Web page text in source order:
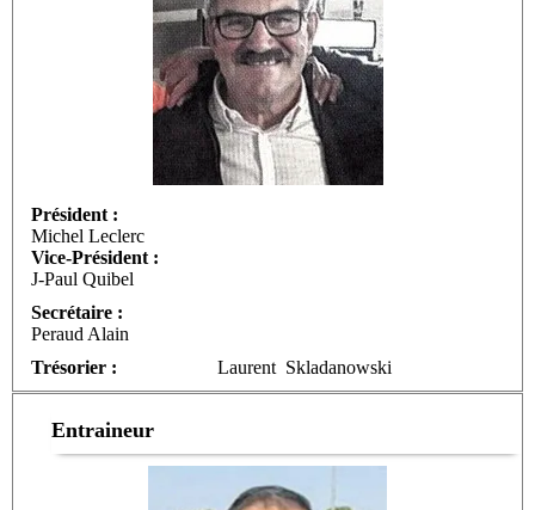
Président :
Michel Leclerc
Vice-Président :
J-Paul Quibel
Secrétaire :
Peraud Alain
Trésorier : Laurent Skladanowski
Entraineur